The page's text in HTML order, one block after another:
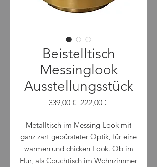
Beistelltisch
Messinglook
Ausstellungsstück
339,00 € Standardpreis
222,00 €
Metalltisch im Messing-Look mit
ganz zart gebürsteter Optik, für eine
warmen und chicken Look. Ob im
Flur, als Couchtisch im Wohnzimmer